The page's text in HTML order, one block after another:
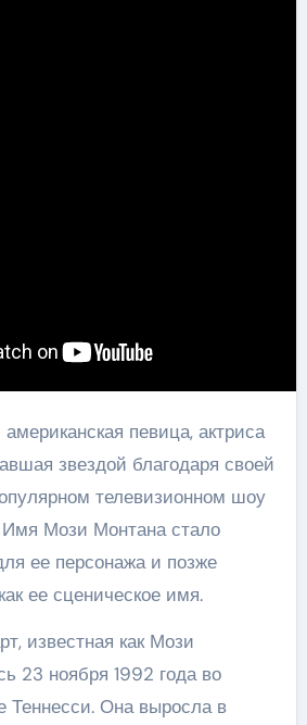
певица, актриса
звездой благодаря своей
телевизионном шоу
Мози Монтана стало
ее персонажа и позже
ее сценическое имя.
известная как Мози
23 ноября 1992 года во
Теннесси. Она выросла в